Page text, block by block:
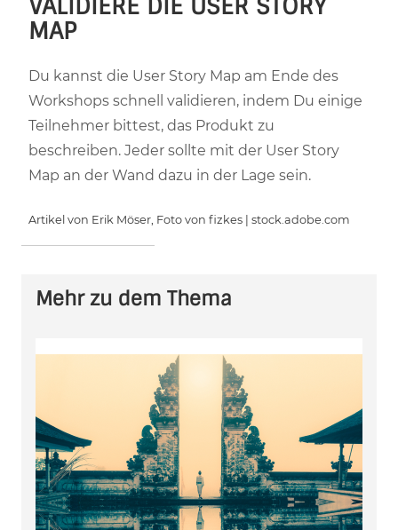
MAP
Du kannst die User Story Map am Ende des
Workshops schnell validieren, indem Du einige
Teilnehmer bittest, das Produkt zu
beschreiben. Jeder sollte mit der User Story
Map an der Wand dazu in der Lage sein.
Artikel von Erik Möser, Foto von fizkes | stock.adobe.com
Mehr zu dem Thema